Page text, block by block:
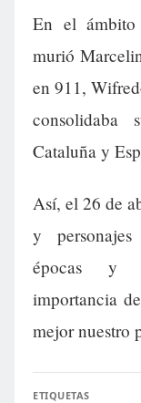
En el
murió
en 911,
Cataluña y
Así, el 26 de
y
épocas y
importancia
mejor nuestro
ETIQUETAS